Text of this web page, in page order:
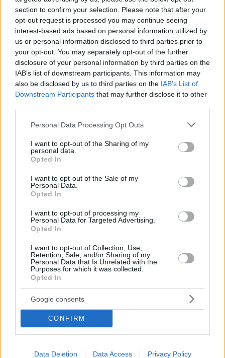
section to confirm your selection. Please note that after your
opt-out request is processed you may continue seeing
interest-based ads based on personal information utilized by
us or personal information disclosed to third parties prior to
your opt-out. You may separately opt-out of the further
disclosure of your personal information by third parties on the
IAB’s list of downstream participants. This information may
also be disclosed by us to third parties on the IAB’s List of
Downstream Participants that may further disclose it to other
Please note that this website/app uses one or more Google
not limited to your visit or usage behaviour. You may click to
grant or deny consent to Google and its third-party tags to
use your data for below specified purposes in below Google
consent section.
Personal Data Processing Opt Outs
I want to opt-out of the Sharing of my
personal data.
Opted In
I want to opt-out of the Sale of my
Personal Data.
Opted In
I want to opt-out of processing my
Personal Data for Targeted Advertising.
Opted In
I want to opt-out of Collection, Use,
Retention, Sale, and/or Sharing of my
Personal Data that Is Unrelated with the
Purposes for which it was collected.
Opted In
Google consents
CONFIRM
Data Deletion Data Access Privacy Policy
nevetve.
Mindenképp társsal indul, de hogy
kivel és milyen autóval, azt egyelőre
titokban tartja. Bár a rajtig még több
mint négy hónap van,a felkészülés
már elkezdődött, lélekben
legalábbis.Afrikai zenékkel
hangolódik, és inspirációt merít egy
ismerőséből, aki már ötször
teljesítette a távot motorral.
Arra a kérdésre, hogy az út alatt
tervez-e OnlyFans-tartalmakat
készíteni, azt válaszolta:lehet, hogy
csinál majd magáról egy-két
pucérabb képet.
„De nem pakolom tele a csomagtartót
fiúkkal, úgyhogy ennél zaftosabb
videókra ne számítsatok” – tette
hozzá tréfásan.
Facebook